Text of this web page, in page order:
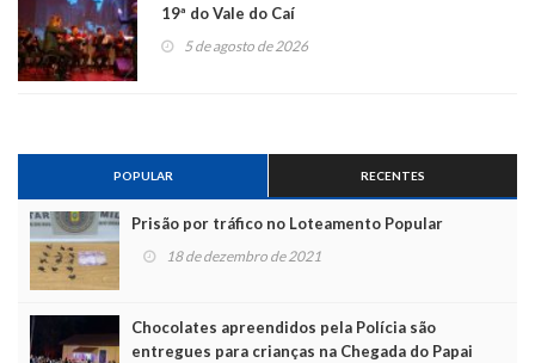
19ª do Vale do Caí
5 de agosto de 2026
POPULAR RECENTES
Prisão por tráfico no Loteamento Popular
18 de dezembro de 2021
Chocolates apreendidos pela Polícia são
entregues para crianças na Chegada do Papai